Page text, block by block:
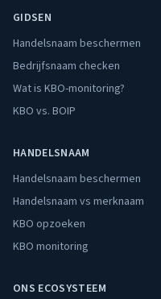
GIDSEN
Handelsnaam beschermen
Bedrijfsnaam checken
Wat is KBO-monitoring?
KBO vs. BOIP
HANDELSNAAM
Handelsnaam beschermen
Handelsnaam vs merknaam
KBO opzoeken
KBO monitoring
ONS ECOSYSTEEM